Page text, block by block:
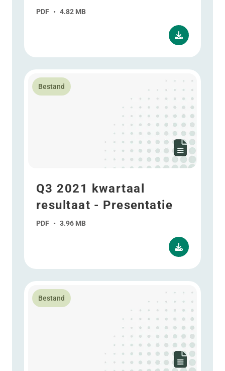
PDF • 4.82 MB
Bestand
Q3 2021 kwartaal
resultaat - Presentatie
PDF • 3.96 MB
Lees meer over Q3 2021 kwartaal resultaat -
Bestand
Lees meer over Q1 2021 kwartaal resultaat -